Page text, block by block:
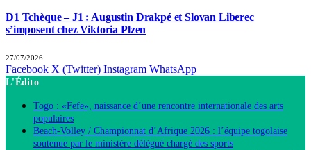
D1 Tchèque – J1 : Augustin Drakpé et Slovan Liberec
s’imposent chez Viktoria Plzen
27/07/2026
Facebook X (Twitter) Instagram WhatsApp
L'Édito
Togo : «Fefe», naissance d’une rencontre internationale des arts
populaires
Beach-Volley / Championnat d’Afrique 2026 : l’équipe togolaise
soutenue par le ministère délégué chargé des sports